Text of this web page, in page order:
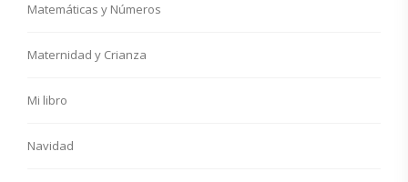
Matemáticas y Números
Maternidad y Crianza
Mi libro
Navidad